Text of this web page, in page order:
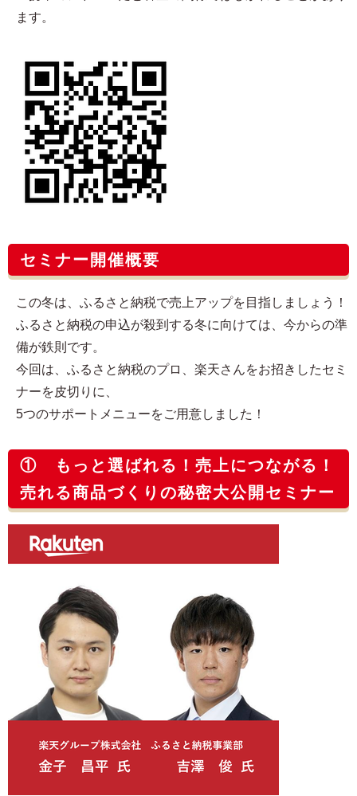
ます。
セミナー開催概要
この冬は、ふるさと納税で売上アップを目指しましょう！
ふるさと納税の申込が殺到する冬に向けては、今からの準
備が鉄則です。
今回は、ふるさと納税のプロ、楽天さんをお招きしたセミ
ナーを皮切りに、
5つのサポートメニューをご用意しました！
① もっと選ばれる！売上につながる！
売れる商品づくりの秘密大公開セミナー